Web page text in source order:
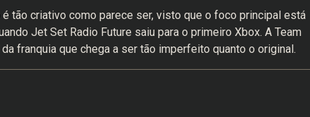
tão criativo como parece ser, visto que o foco principal está
Jet Set Radio Future saiu para o primeiro Xbox. A Team
franquia que chega a ser tão imperfeito quanto o original.